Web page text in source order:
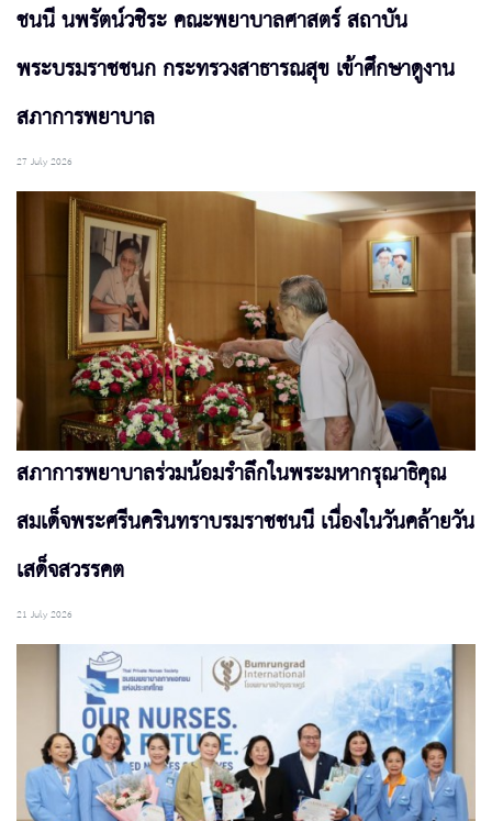
ชนนี นพรัตน์วชิระ คณะพยาบาลศาสตร์ สถาบัน
พระบรมราชชนก กระทรวงสาธารณสุข เข้าศึกษาดูงาน
สภาการพยาบาล
27 July 2026
สภาการพยาบาลร่วมน้อมรำลึกในพระมหากรุณาธิคุณ
สมเด็จพระศรีนครินทราบรมราชชนนี เนื่องในวันคล้ายวัน
เสด็จสวรรคต
21 July 2026